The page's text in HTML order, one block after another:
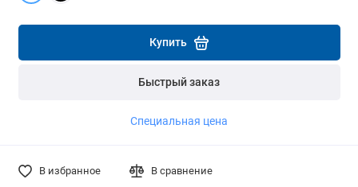
Купить
Быстрый заказ
Специальная цена
В избранное В сравнение